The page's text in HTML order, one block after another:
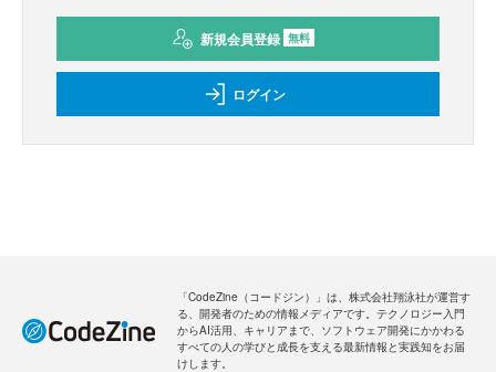
新規会員登録 無料
ログイン
「CodeZine（コードジン）」は、株式会社翔泳社が運営す
る、開発者のための情報メディアです。テクノロジー入門
からAI活用、キャリアまで、ソフトウェア開発にかかわる
すべての人の学びと成長を支える最新情報と実践知をお届
けします。